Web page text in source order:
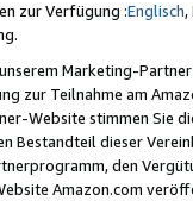
zur Verfügung :Englisch,
Marketing-
zur Teilnahme am
Website stimmen Sie
Bestandteil dieser
den
Amazon.com